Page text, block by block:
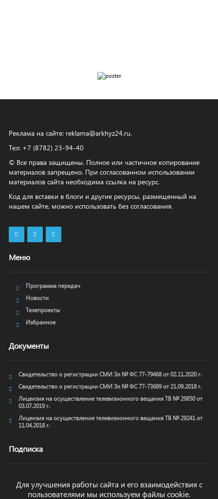
Реклама на сайте: reklama@arkhyz24.ru.
Тел: +7 (8782) 23‑94‑40
© Все права защищены. Полное или частичное копирование
материалов запрещено. При согласованном использовании
материалов сайта необходима ссылка на ресурс.
Код для вставки в блоги и другие ресурсы, размещенный на
нашем сайте, можно использовать без согласования.
Меню
Программа передач
Новости
Телепроекты
Избранное
Документы
Свидетельство о регистрации СМИ Эл № ФС 77-79468 от 02.11.2020 г.
Свидетельство о регистрации СМИ Эл № ФС 77-73689 от 21.09.2018 г.
Лицензия на осуществление телевизионного вещания ТВ № 29850 от
03.07.2019 г.
Лицензия на осуществление телевизионного вещания ТВ № 29241 от
11.04.2018 г.
Подписка
ОТПРАВИТЬ
Для улучшения работы сайта и его взаимодействия с
пользователями мы используем файлы cookie.